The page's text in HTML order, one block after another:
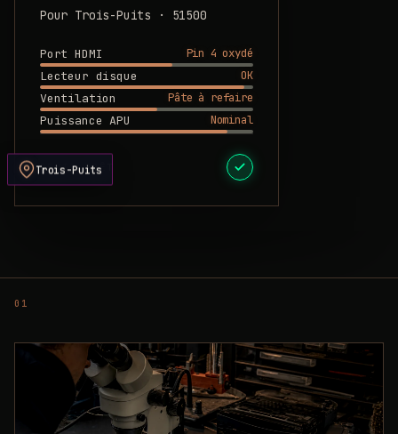
Pour Trois-Puits · 51500
Port HDMI
Pin 4 oxydé
Lecteur disque
OK
Ventilation
Pâte à refaire
Puissance APU
Nominal
DEVIS PRÊT
Trois-Puits